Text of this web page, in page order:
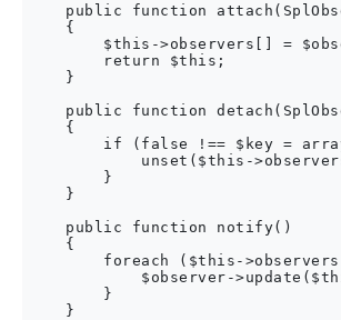
public function
    {
$this->observers[] =
        return $this;
    }
public function
    {
if (false !== $key =
unset($this-
        }
    }
    public function notify()
    {
foreach ($this->observers
$observer-
        }
    }